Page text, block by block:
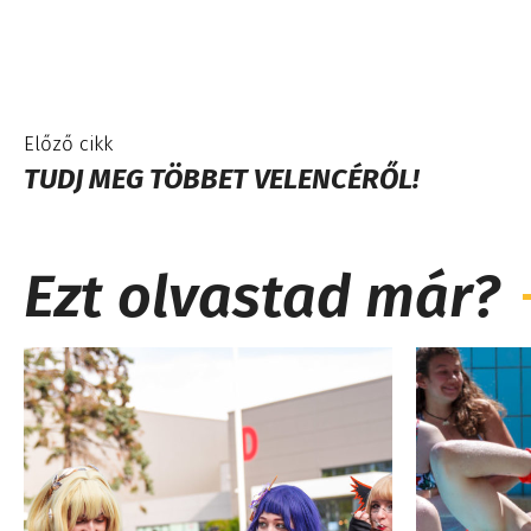
Előző cikk
TUDJ MEG TÖBBET VELENCÉRŐL!
Ezt olvastad már?